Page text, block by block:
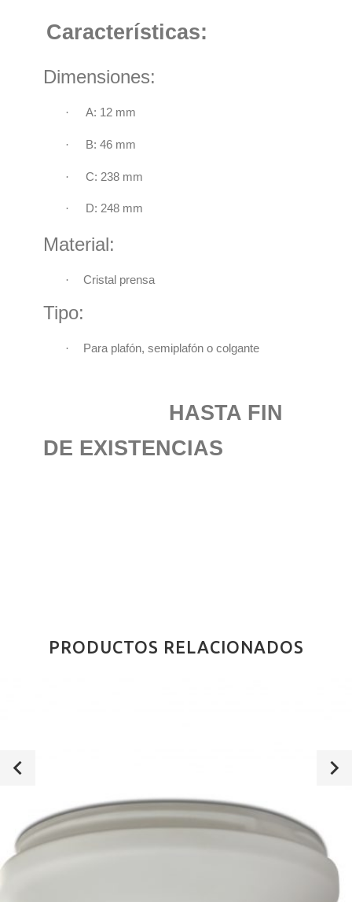
Características:
Dimensiones:
· A: 12 mm
· B: 46 mm
· C: 238 mm
· D: 248 mm
Material:
· Cristal prensa
Tipo:
· Para plafón, semiplafón o colgante
HASTA FIN
DE EXISTENCIAS
PRODUCTOS RELACIONADOS